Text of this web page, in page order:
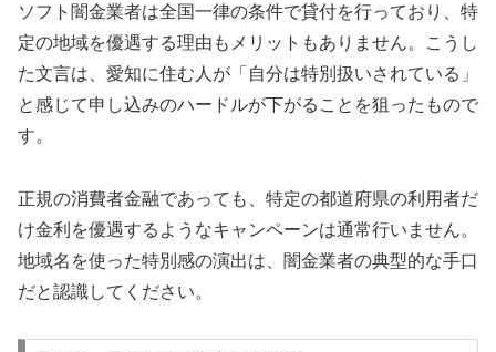
ソフト闇金業者は全国一律の条件で貸付を行っており、特
定の地域を優遇する理由もメリットもありません。こうし
た文言は、愛知に住む人が「自分は特別扱いされている」
と感じて申し込みのハードルが下がることを狙ったもので
す。
正規の消費者金融であっても、特定の都道府県の利用者だ
け金利を優遇するようなキャンペーンは通常行いません。
地域名を使った特別感の演出は、闇金業者の典型的な手口
だと認識してください。